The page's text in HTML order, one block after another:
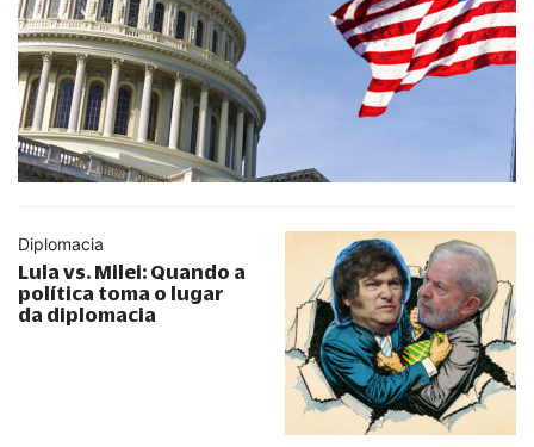
Diplomacia
Lula vs. Milei: Quando a
política toma o lugar
da diplomacia